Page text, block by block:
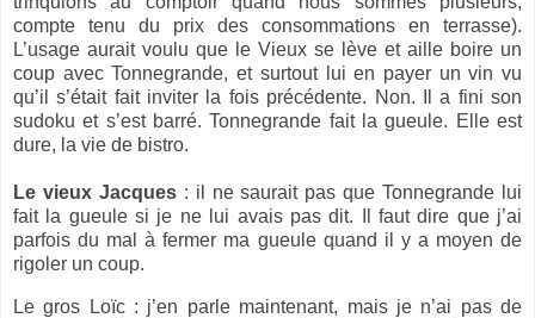
compte tenu du prix des consommations en terrasse).
L’usage aurait voulu que le Vieux se lève et aille boire un
coup avec Tonnegrande, et surtout lui en payer un vin vu
qu’il s’était fait inviter la fois précédente. Non. Il a fini son
sudoku et s’est barré. Tonnegrande fait la gueule. Elle est
dure, la vie de bistro.
Le vieux Jacques: il ne saurait pas que Tonnegrande lui
fait la gueule si je ne lui avais pas dit. Il faut dire que j’ai
parfois du mal à fermer ma gueule quand il y a moyen de
rigoler un coup.
Le gros Loïc : j’en parle maintenant, mais je n’ai pas de